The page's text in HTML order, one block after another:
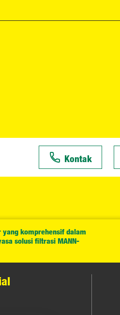
Kontak
komprehensif dalam
solusi filtrasi MANN-